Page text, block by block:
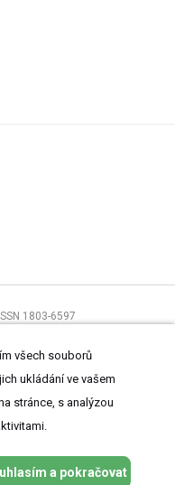
1803-6597
zpracování osobních údajů
všech souborů
ukládání ve vašem
stránce, s analýzou
a pokračovat